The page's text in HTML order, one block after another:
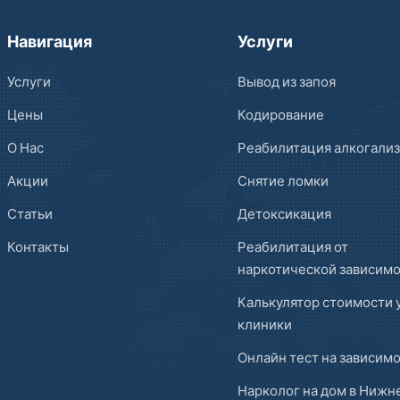
Навигация
Услуги
Цены
О Нас
Акции
Статьи
Контакты
Услуги
Вывод из запоя
Кодирование
Реабилитация
Снятие ломки
Детоксикация
Реабилитация от
наркотической
Калькулятор стоимости
клиники
Онлайн тест на
Нарколог на дом в